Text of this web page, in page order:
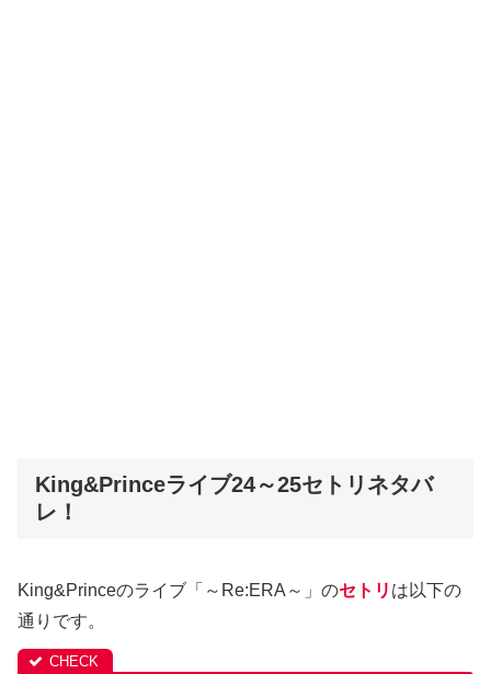
King&Princeライブ24～25セトリネタバ
レ！
King&Princeのライブ「～Re:ERA～」のセトリ は以下の
通りです。